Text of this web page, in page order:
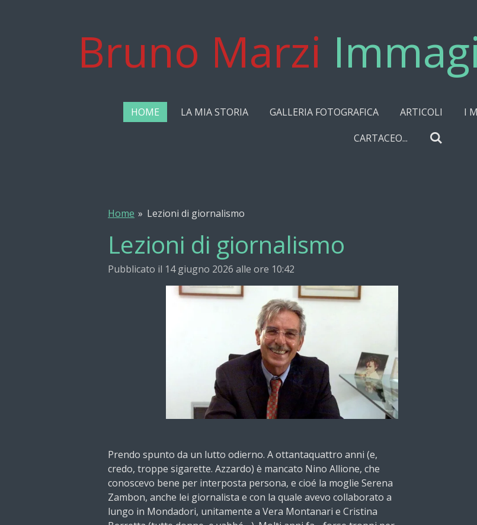
Bruno Marzi
HOME LA MIA STORIA GALLERIA FOTOGRAFICA ARTICOLI I
CARTACEO...
Home » Lezioni di giornalismo
Lezioni di giornalismo
Pubblicato il 14 giugno 2026 alle ore 10:42
Prendo spunto da un lutto odierno. A ottantaquattro anni (e,
credo, troppe sigarette. Azzardo) è mancato Nino Allione, che
conoscevo bene per interposta persona, e cioé la moglie Serena
Zambon, anche lei giornalista e con la quale avevo collaborato a
lungo in Mondadori, unitamente a Vera Montanari e Cristina